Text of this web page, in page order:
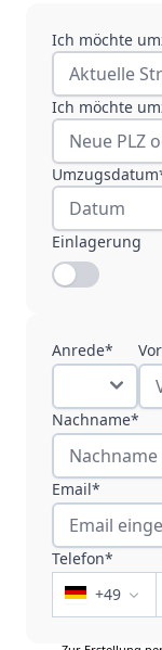
Ich möchte
Ich möchte
Einlagerung
Anrede*
Nachname*
Email*
Telefon*
+49